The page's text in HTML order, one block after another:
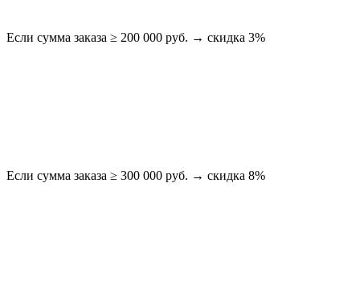
Если сумма заказа ≥ 200 000 руб. → скидка 3%
Если сумма заказа ≥ 300 000 руб. → скидка 8%